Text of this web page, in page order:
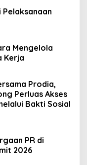
Mengelola
Kerja
Prodia,
Perluas Akses
Bakti Sosial
PR di
2026